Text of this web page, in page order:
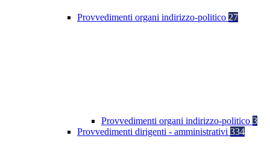
Provvedimenti organi indirizzo-politico 27
Provvedimenti organi indirizzo-politico 3
Provvedimenti dirigenti - amministrativi 334